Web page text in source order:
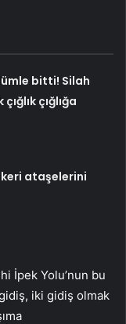
bitti! Silah
çığlığa
ataşelerini
İpek Yolu’nun bu
iki gidiş olmak